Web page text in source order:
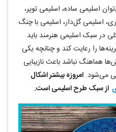
اسلیمی ساده، اسلیمی توپر،
اسلیمی گل‌دار، اسلیمی با چنگ
در سبک اسلیمی هنرمند باید
را رعایت کند و چنانچه یکی
هماهنگ نباشد باعث نازیبایی
می‌شود. امروزه بیشتر اشکال
از سبک طرح اسلیمی است.